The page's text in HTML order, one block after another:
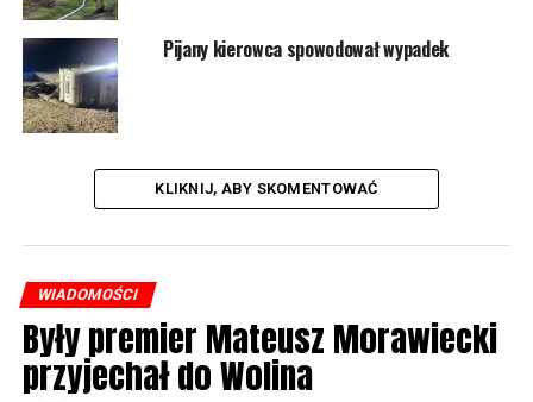
Pijany kierowca spowodował wypadek
KLIKNIJ, ABY SKOMENTOWAĆ
WIADOMOŚCI
Były premier Mateusz Morawiecki
przyjechał do Wolina